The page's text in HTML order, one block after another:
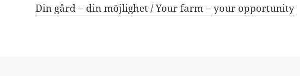
Din gård – din möjlighet / Your farm – your opportunity